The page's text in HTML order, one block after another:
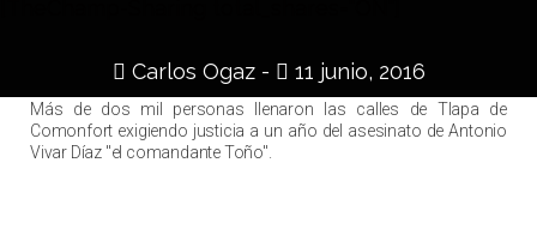
Carlos Ogaz - 11 junio, 2016
Más de dos mil personas llenaron las calles de Tlapa de
Comonfort exigiendo justicia a un año del asesinato de Antonio
Vivar Díaz "el comandante Toño".